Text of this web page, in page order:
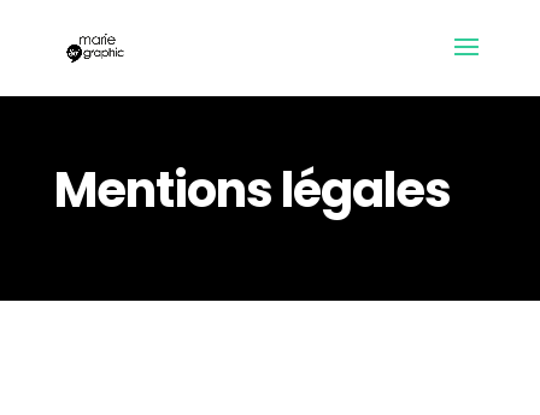
Mentions légales